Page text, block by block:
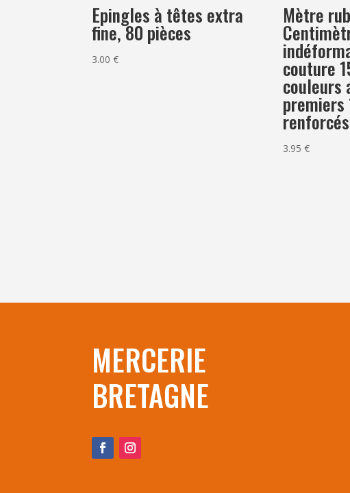
Epingles à têtes extra
fine, 80 pièces
3.00€
Mètre
couture
couleurs
premiers
renforcés
3.95€
MERCERIE
BRETAGNE